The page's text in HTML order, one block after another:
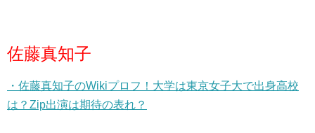
佐藤真知子
・佐藤真知子のWikiプロフ！大学は東京女子大で出身高校
は？Zip出演は期待の表れ？